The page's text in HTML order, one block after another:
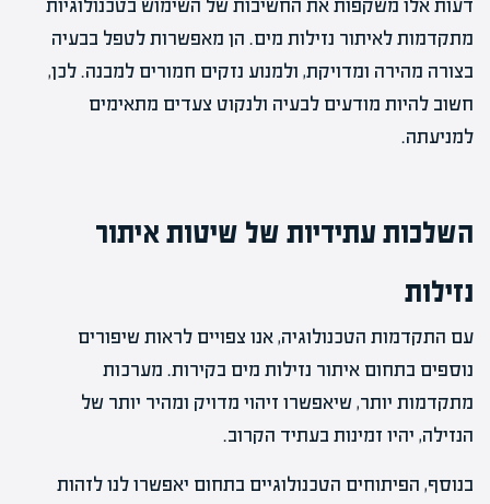
דעות אלו משקפות את החשיבות של השימוש בטכנולוגיות
מתקדמות לאיתור נזילות מים. הן מאפשרות לטפל בבעיה
בצורה מהירה ומדויקת, ולמנוע נזקים חמורים למבנה. לכן,
חשוב להיות מודעים לבעיה ולנקוט צעדים מתאימים
למניעתה.
השלכות עתידיות של שיטות איתור
נזילות
עם התקדמות הטכנולוגיה, אנו צפויים לראות שיפורים
נוספים בתחום איתור נזילות מים בקירות. מערכות
מתקדמות יותר, שיאפשרו זיהוי מדויק ומהיר יותר של
הנזילה, יהיו זמינות בעתיד הקרוב.
בנוסף, הפיתוחים הטכנולוגיים בתחום יאפשרו לנו לזהות